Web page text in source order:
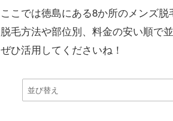
ここでは徳島にある8か所のメンズ
脱毛方法や部位別、料金の安い順で
ぜひ活用してくださいね！